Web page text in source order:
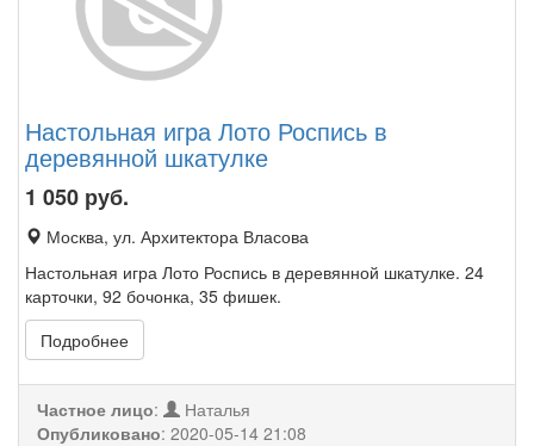
Настольная игра Лото Роспись в
деревянной шкатулке
1 050 руб.
Москва, ул. Архитектора Власова
Настольная игра Лото Роспись в деревянной шкатулке. 24
карточки, 92 бочонка, 35 фишек.
Подробнее
Частное лицо:
Наталья
Опубликовано: 2020-05-14 21:08